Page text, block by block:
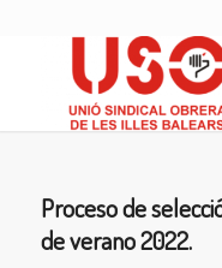
Proceso de
de verano 2022.